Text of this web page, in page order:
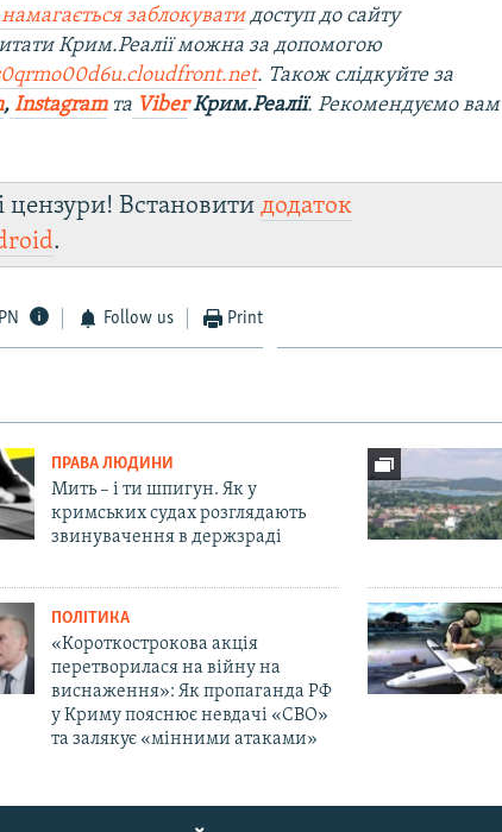
заблокуватидоступ до сайту
Крим.Реалії можна за допомогою
. Також слідкуйте за
, Instagramта ViberКрим.Реалії. Рекомендуємо вам
цензури! Встановитидодаток
.
Follow us Print
ПРАВА ЛЮДИНИ
Мить – і ти шпигун. Як у
кримських судах розглядають
звинувачення в держзраді
ПОЛІТИКА
«Короткострокова акція
перетворилася на війну на
виснаження»: Як пропаганда РФ
у Криму пояснює невдачі «СВО»
та залякує «мінними атаками»